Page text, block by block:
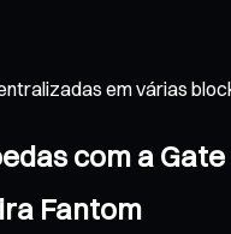
em várias
com a
Fantom